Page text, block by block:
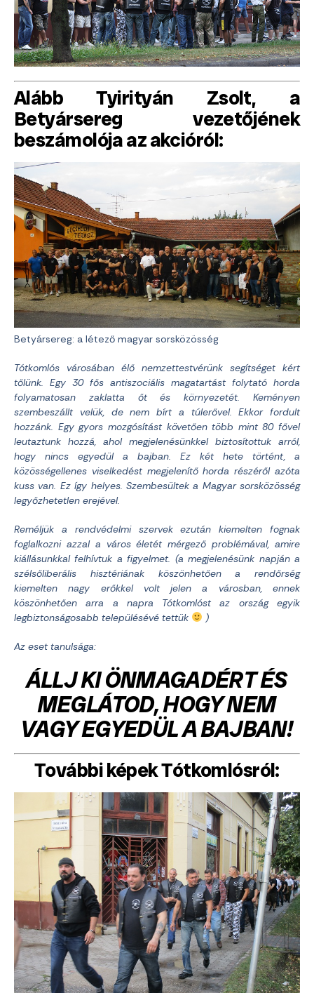
Alább Tyirityán Zsolt, a
Betyársereg vezetőjének
beszámolója az akcióról:
Betyársereg: a létező magyar sorsközösség
Tótkomlós városában élő nemzettestvérünk segítséget kért
tőlünk. Egy 30 fős antiszociális magatartást folytató horda
folyamatosan zaklatta őt és környezetét. Keményen
szembeszállt velük, de nem bírt a túlerővel. Ekkor fordult
hozzánk. Egy gyors mozgósítást követően több mint 80 fővel
leutaztunk hozzá, ahol megjelenésünkkel biztosítottuk arról,
hogy nincs egyedül a bajban. Ez két hete történt, a
közösségellenes viselkedést megjelenítő horda részéről azóta
kuss van. Ez így helyes. Szembesültek a Magyar sorsközösség
legyőzhetetlen erejével.
Reméljük a rendvédelmi szervek ezután kiemelten fognak
foglalkozni azzal a város életét mérgező problémával, amire
kiállásunkkal felhívtuk a figyelmet. (a megjelenésünk napján a
szélsőliberális hisztériának köszönhetően a rendőrség
kiemelten nagy erőkkel volt jelen a városban, ennek
köszönhetően arra a napra Tótkomlóst az ország egyik
legbiztonságosabb településévé tettük
)
Az eset tanulsága:
ÁLLJ KI ÖNMAGADÉRT ÉS
MEGLÁTOD, HOGY NEM
VAGY EGYEDÜL A BAJBAN!
További képek Tótkomlósról: